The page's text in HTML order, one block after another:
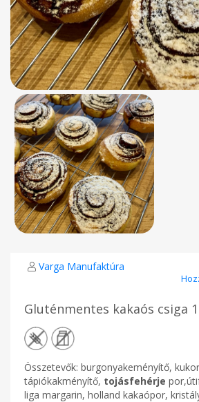
Varga Manufaktúra
Gluténmentes kakaós csiga
Összetevők: burgonyakeményítő,
tápiókakményítő, tojásfehérje
liga margarin, holland kakaópor,